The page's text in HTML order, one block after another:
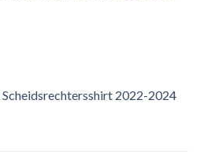
2022-2024